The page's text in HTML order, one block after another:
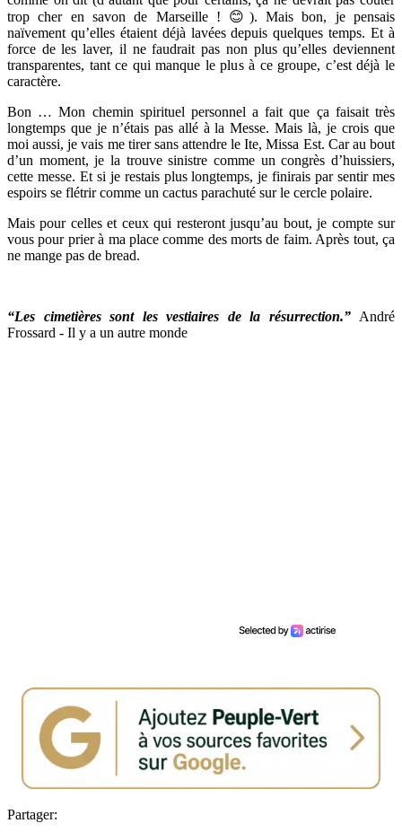
trop cher en savon de Marseille ! 😊). Mais bon, je pensais
naïvement qu’elles étaient déjà lavées depuis quelques temps. Et à
force de les laver, il ne faudrait pas non plus qu’elles deviennent
transparentes, tant ce qui manque le plus à ce groupe, c’est déjà le
caractère.
Bon … Mon chemin spirituel personnel a fait que ça faisait très
longtemps que je n’étais pas allé à la Messe. Mais là, je crois que
moi aussi, je vais me tirer sans attendre le Ite, Missa Est. Car au bout
d’un moment, je la trouve sinistre comme un congrès d’huissiers,
cette messe. Et si je restais plus longtemps, je finirais par sentir mes
espoirs se flétrir comme un cactus parachuté sur le cercle polaire.
Mais pour celles et ceux qui resteront jusqu’au bout, je compte sur
vous pour prier à ma place comme des morts de faim. Après tout, ça
ne mange pas de bread.
“Les cimetières sont les vestiaires de la résurrection.” André
Frossard - Il y a un autre monde
Partager: